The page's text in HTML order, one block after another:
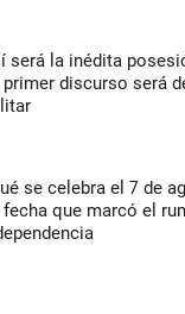
será la inédita
discurso será
se celebra el 7 de
fecha que marcó el